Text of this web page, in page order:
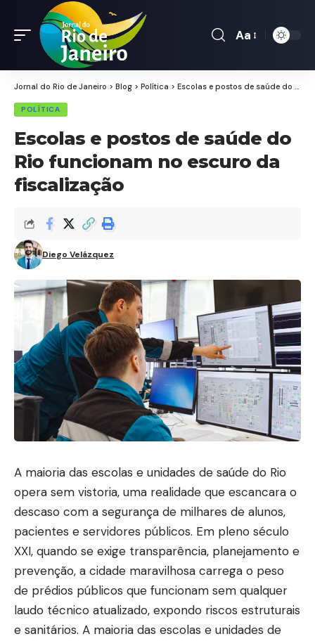
Font
Aa
Jornal do Rio de Janeiro > Blog > Política > Escolas e postos de saúde do Rio funcionam no escuro da fiscalização
POLÍTICA
Escolas e postos de saúde do
Rio funcionam no escuro da
fiscalização
Diego Velázquez
A maioria das escolas e unidades de saúde do Rio
opera sem vistoria, uma realidade que escancara o
descaso com a segurança de milhares de alunos,
pacientes e servidores públicos. Em pleno século
XXI, quando se exige transparência, planejamento e
prevenção, a cidade maravilhosa carrega o peso
de prédios públicos que funcionam sem qualquer
laudo técnico atualizado, expondo riscos estruturais
e sanitários. A maioria das escolas e unidades de